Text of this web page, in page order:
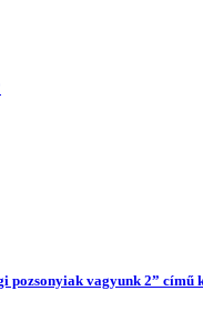
pozsonyiak vagyunk 2” című